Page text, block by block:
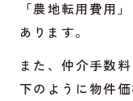
「農地転用費用
あります。
また、仲介手数
下のように物件